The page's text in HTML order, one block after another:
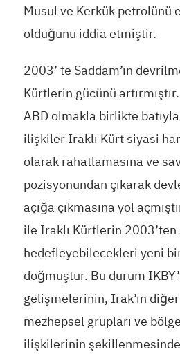
Musul ve Kerkük petrolünü
olduğunu iddia etmiştir.
2003’ te Saddam’ın
Kürtlerin gücünü
ABD olmakla birlikte
ilişkiler Iraklı Kürt siyasi
olarak rahatlamasına ve
pozisyonundan çıkarak
açığa çıkmasına yol
ile Iraklı Kürtlerin 2003’ten
hedefleyebilecekleri yeni
doğmuştur. Bu durum
gelişmelerinin, Irak’ın
mezhepsel grupları ve
ilişkilerinin